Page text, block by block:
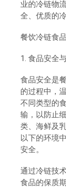
业的冷链物
全、优质的
餐饮冷链食
1. 食品安全
食品安全是
的过程中，
不同类型的
输，以防止
类、海鲜及
以下的环境
安全。
通过冷链技
食品的保质